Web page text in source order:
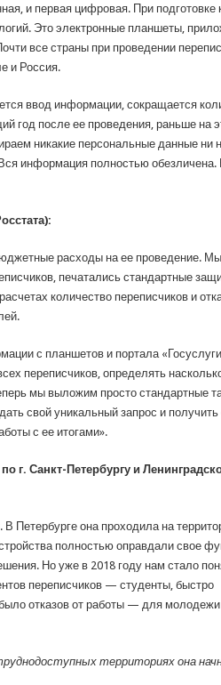
и первая цифровая. При подготовке
Это электронные планшеты,
все страны при проведении
и Россия.
ввод информации, сокращается
год после ее проведения, раньше на
никакие персональные данные ни
информация полностью обезличена.
расходы на ее проведение.
печатались стандартные
количество переписчиков и
с планшетов и портала
переписчиков, определять
мы выложим просто стандартные
свой уникальный запрос и получить
с ее итогами».
г. Санкт-Петербургу и
Петербурге она проходила на
полностью оправдали свое
Но уже в 2018 году нам стало
переписчиков — студенты, быстро
отказов от работы — для
территориях она